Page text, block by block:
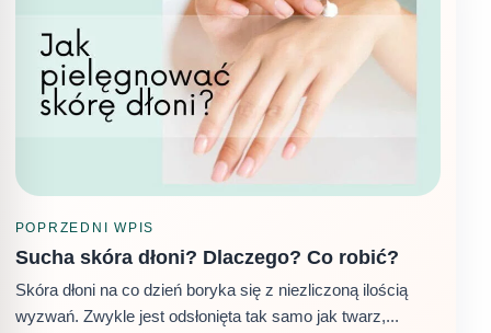
POPRZEDNI WPIS
Sucha skóra dłoni? Dlaczego? Co robić?
Skóra dłoni na co dzień boryka się z niezliczoną ilością
wyzwań. Zwykle jest odsłonięta tak samo jak twarz,...